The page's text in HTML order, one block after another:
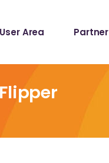
User Area Partner